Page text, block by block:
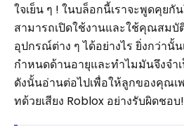
ใจเย็น ๆ ! ในบล็อกนี้เราจะพูดคุยกั
สามารถเปิดใช้งานและใช้คุณสมบั
อุปกรณ์ต่าง ๆ ได้อย่างไร ยิ่งกว่านั้
กำหนดด้านอายุและทำไมมันจึงจ
ดังนั้นอ่านต่อไปเพื่อให้ลูกของคุณเ
ทด้วยเสียง Roblox อย่างรับผิดชอบ!